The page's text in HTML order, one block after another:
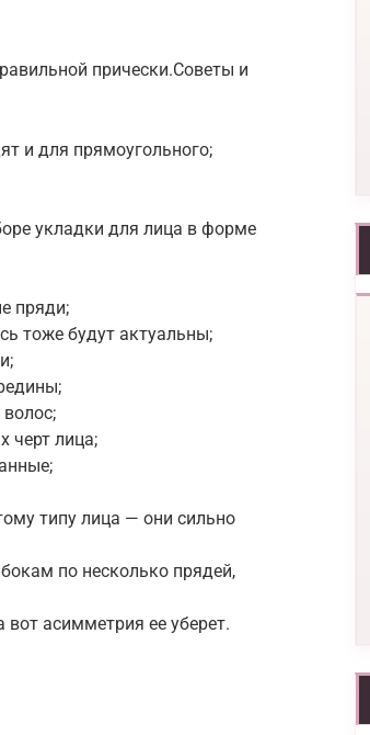
прически.Советы и
и для прямоугольного;
укладки для лица в форме
пряди;
тоже будут актуальны;
черт лица;
типу лица — они сильно
по несколько прядей,
асимметрия ее уберет.